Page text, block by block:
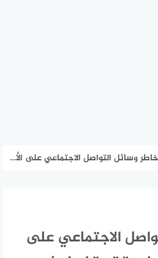
وسائل التواصل الاجتماعي على الأمن القومي في ندوة تستضيفها جامعة طنطا – الأسبوع
الاجتماعي على